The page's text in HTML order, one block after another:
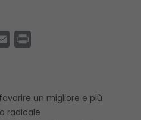
Email
un migliore e più
radicale